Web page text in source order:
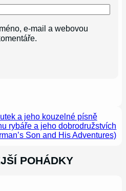
e-mail a webovou
a jeho kouzelné písně
rybáře a jeho dobrodružstvích
Son and His Adventures)
POHÁDKY